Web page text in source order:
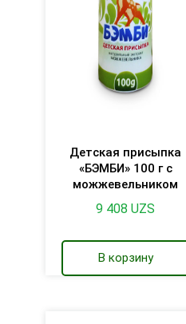
Детская присыпка
«БЭМБИ» 100 г с
можжевельником
9 408UZS
В корзину